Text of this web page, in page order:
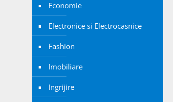
Economie
Electronice si Electrocasnice
Fashion
Imobiliare
Ingrijire